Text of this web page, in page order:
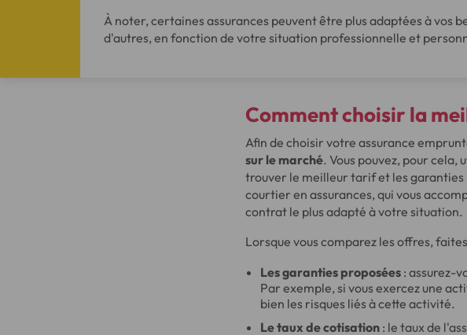
À noter, certaines assurances peuvent être plus adaptées à vos
d'autres, en fonction de votre situation professionnelle et
Comment choisir la
Afin de choisir votre assurance
sur le marché. Vous pouvez, pour
trouver le meilleur tarif et les garanties
courtier en assurances, qui vous
contrat le plus adapté à votre situation.
Lorsque vous comparez les offres,
Les garanties proposées : assurez-
Par exemple, si vous exercez une
bien les risques liés à cette activité.
Le taux de cotisation : le taux de